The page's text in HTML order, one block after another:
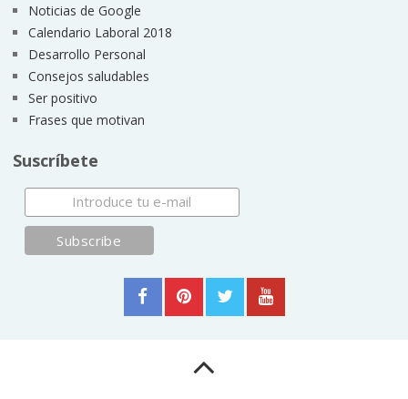
Noticias de Google
Calendario Laboral 2018
Desarrollo Personal
Consejos saludables
Ser positivo
Frases que motivan
Suscríbete